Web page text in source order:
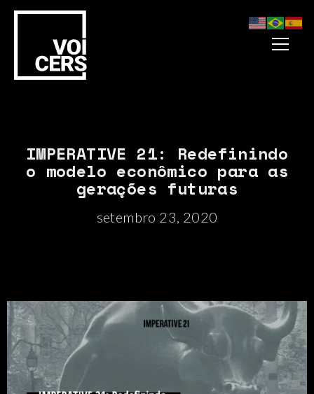
IMPERATIVE 21: Redefinindo
o modelo econômico para as
gerações futuras
setembro 23, 2020